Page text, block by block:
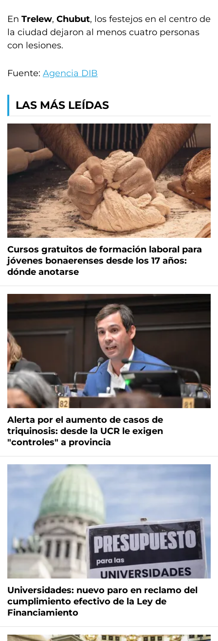
En Trelew, Chubut, los festejos en el centro de
la ciudad dejaron al menos cuatro personas
con lesiones.
Fuente: Agencia DIB
LAS MÁS LEÍDAS
Cursos gratuitos de formación laboral para
jóvenes bonaerenses desde los 17 años:
dónde anotarse
Alerta por el aumento de casos de
triquinosis: desde la UCR le exigen
"controles" a provincia
Universidades: nuevo paro en reclamo del
cumplimiento efectivo de la Ley de
Financiamiento